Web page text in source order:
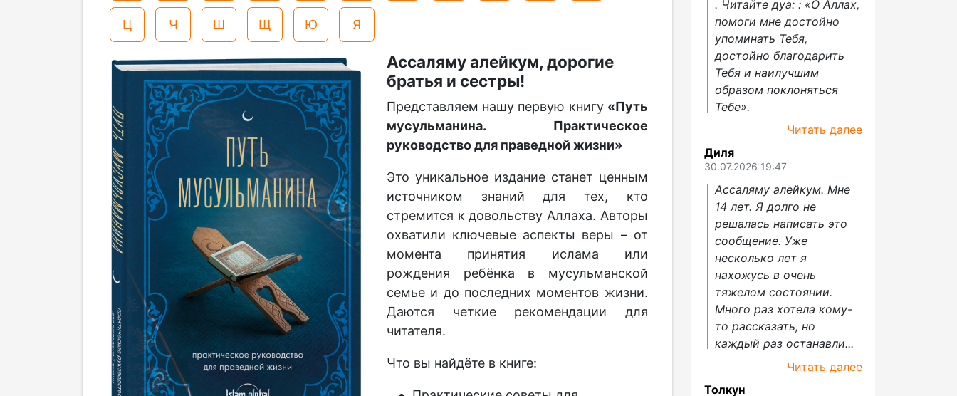
Ц Ч Ш Щ Ю Я
Ассаляму алейкум, дорогие
братья и сестры!
Представляем нашу первую книгу «Путь
мусульманина. Практическое
руководство для праведной жизни»
Это уникальное издание станет ценным
источником знаний для тех, кто
стремится к довольству Аллаха. Авторы
охватили ключевые аспекты веры – от
момента принятия ислама или
рождения ребёнка в мусульманской
семье и до последних моментов жизни.
Даются четкие рекомендации для
читателя.
Что вы найдёте в книге:
. Читайте дуа: : «О Аллах,
помоги мне достойно
упоминать Тебя,
достойно благодарить
Тебя и наилучшим
образом поклоняться
Тебе».
Читать далее
Диля
30.07.2026 19:47
Ассаляму алейкум. Мне
14 лет. Я долго не
решалась написать это
сообщение. Уже
несколько лет я
нахожусь в очень
тяжелом состоянии.
Много раз хотела кому-
то рассказать, но
каждый раз останавли...
Читать далее
Толкун